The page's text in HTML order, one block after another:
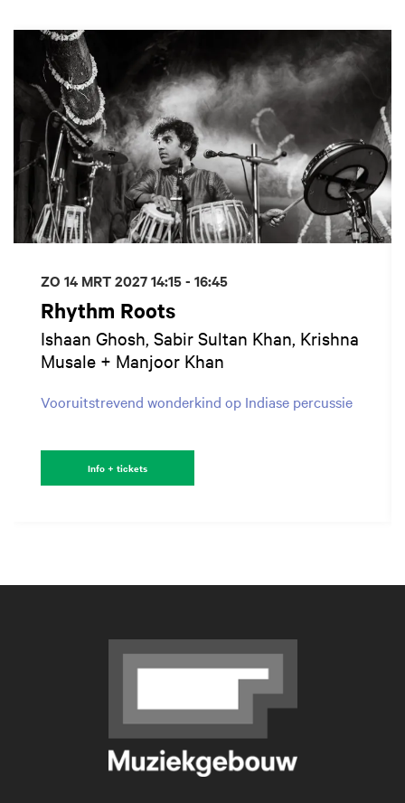
Rhythm Roots
Ishaan Ghosh, Sabir Sultan Khan, Krishna
Musale + Manjoor Khan
Vooruitstrevend wonderkind op Indiase percussie
ZO 14 MRT 202714:15 - 16:45
Info + tickets